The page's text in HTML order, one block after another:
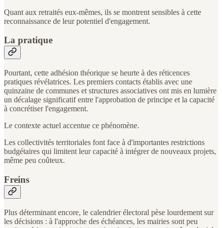
Quant aux retraités eux-mêmes, ils se montrent sensibles à cette
reconnaissance de leur potentiel d'engagement.
La pratique
Pourtant, cette adhésion théorique se heurte à des réticences
pratiques révélatrices. Les premiers contacts établis avec une
quinzaine de communes et structures associatives ont mis en lumière
un décalage significatif entre l'approbation de principe et la capacité
à concrétiser l'engagement.
Le contexte actuel accentue ce phénomène.
Les collectivités territoriales font face à d'importantes restrictions
budgétaires qui limitent leur capacité à intégrer de nouveaux projets,
même peu coûteux.
Freins
Plus déterminant encore, le calendrier électoral pèse lourdement sur
les décisions : à l'approche des échéances, les mairies sont peu